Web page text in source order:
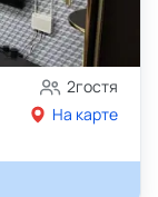
2гостя
На карте